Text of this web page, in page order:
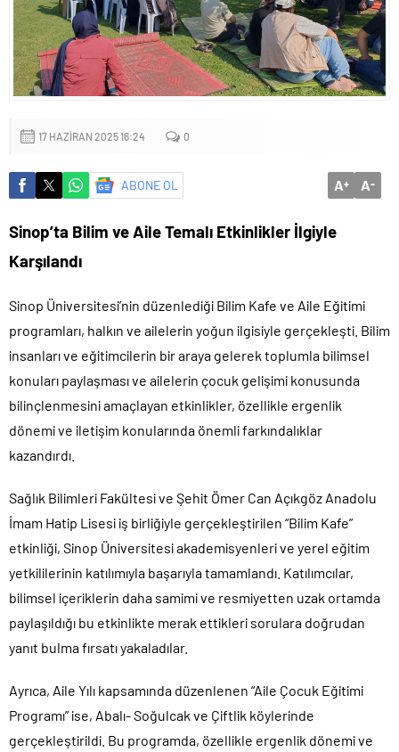
mu?
17 HAZIRAN 2025 16:24 0
ABONE OL A+ A-
Sinop’ta Bilim ve Aile Temalı Etkinlikler İlgiyle
Karşılandı
Sinop Üniversitesi’nin düzenlediği Bilim Kafe ve Aile Eğitimi
programları, halkın ve ailelerin yoğun ilgisiyle gerçekleşti. Bilim
insanları ve eğitimcilerin bir araya gelerek toplumla bilimsel
konuları paylaşması ve ailelerin çocuk gelişimi konusunda
bilinçlenmesini amaçlayan etkinlikler, özellikle ergenlik
dönemi ve iletişim konularında önemli farkındalıklar
kazandırdı.
Sağlık Bilimleri Fakültesi ve Şehit Ömer Can Açıkgöz Anadolu
İmam Hatip Lisesi iş birliğiyle gerçekleştirilen “Bilim Kafe”
etkinliği, Sinop Üniversitesi akademisyenleri ve yerel eğitim
yetkililerinin katılımıyla başarıyla tamamlandı. Katılımcılar,
bilimsel içeriklerin daha samimi ve resmiyetten uzak ortamda
paylaşıldığı bu etkinlikte merak ettikleri sorulara doğrudan
yanıt bulma fırsatı yakaladılar.
Ayrıca, Aile Yılı kapsamında düzenlenen “Aile Çocuk Eğitimi
Programı” ise, Abalı- Soğulcak ve Çiftlik köylerinde
gerçekleştirildi. Bu programda, özellikle ergenlik dönemi ve